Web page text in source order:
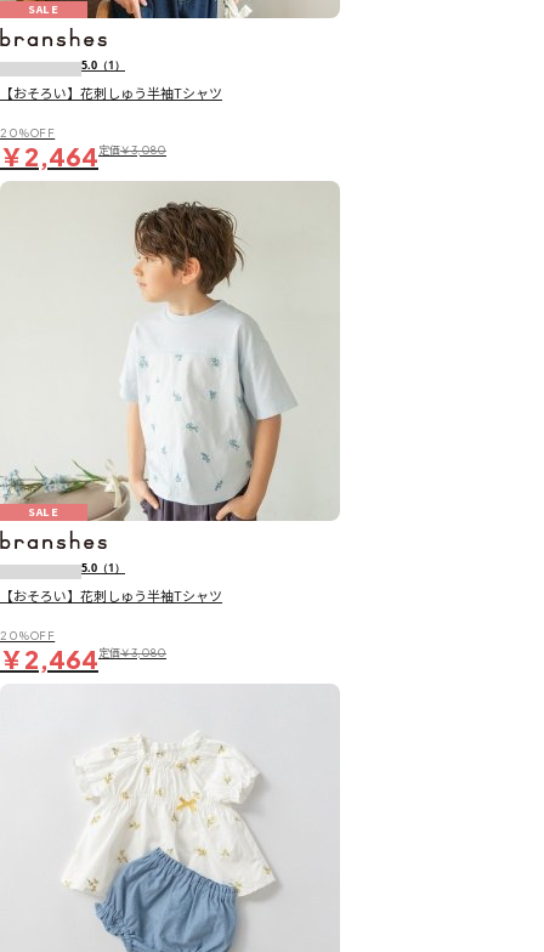
SALE
5.0 （1）
【おそろい】花刺しゅう半袖Tシャツ
20％OFF
￥2,464定価￥3,080
SALE
5.0 （1）
【おそろい】花刺しゅう半袖Tシャツ
20％OFF
￥2,464定価￥3,080